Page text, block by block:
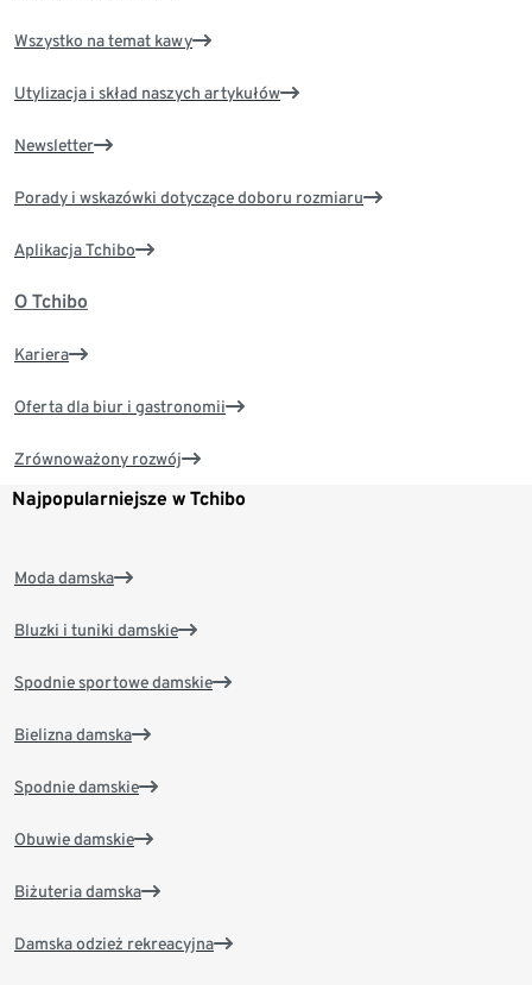
Wszystko na temat kawy
Utylizacja i skład naszych artykułów
Newsletter
Porady i wskazówki dotyczące doboru rozmiaru
Aplikacja Tchibo
O Tchibo
Kariera
Oferta dla biur i gastronomii
Zrównoważony rozwój
Najpopularniejsze w Tchibo
Moda damska
Bluzki i tuniki damskie
Spodnie sportowe damskie
Bielizna damska
Spodnie damskie
Obuwie damskie
Biżuteria damska
Damska odzież rekreacyjna